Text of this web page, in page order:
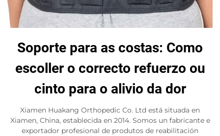
Soporte para as costas: Como
escoller o correcto refuerzo ou
cinto para o alivio da dor
Xiamen Huakang Orthopedic Co. Ltd está situada en
Xiamen, China, establecida en 2014. Somos un fabricante e
exportador profesional de produtos de reabilitación